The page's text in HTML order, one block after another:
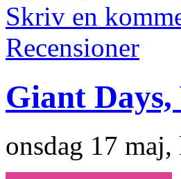
Skriv en
Recensioner
Giant Days,
onsdag 17